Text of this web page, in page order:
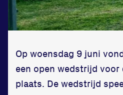
Updates
Atleten
Vereniging
Contact
Op woensdag 9 juni
een open wedstrijd voor
plaats. De wedstrijd